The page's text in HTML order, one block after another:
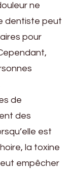
ne
dentiste peut
pour
de
des
est
la toxine
empêcher